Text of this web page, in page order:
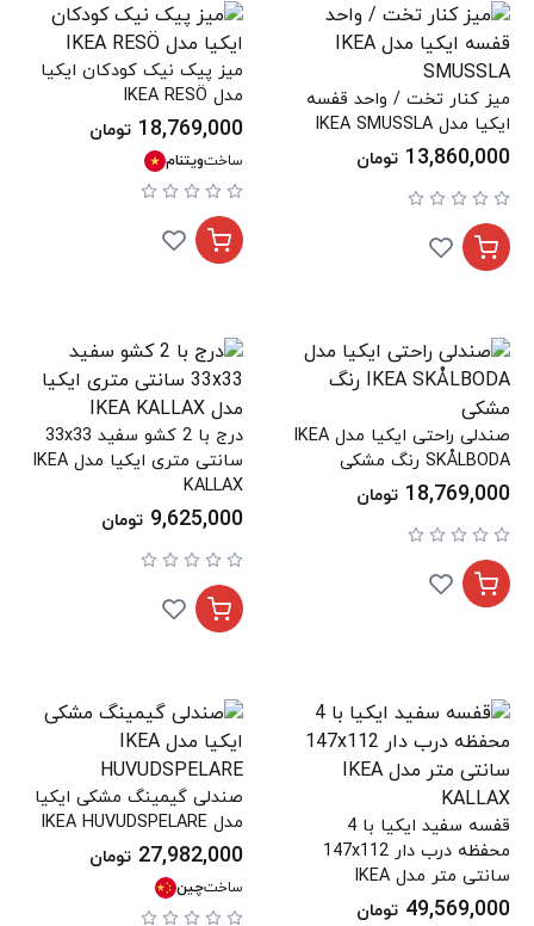
میز کنار تخت / واحد قفسه
ایکیا مدل IKEA SMUSSLA
13,860,000 تومان
میز پیک نیک کودکان ایکیا
مدل IKEA RESÖ
18,769,000 تومان
ساختویتنام
صندلی راحتی ایکیا مدل IKEA
SKÅLBODA رنگ مشکی
18,769,000 تومان
درج با 2 کشو سفید 33x33
سانتی متری ایکیا مدل IKEA
KALLAX
9,625,000 تومان
قفسه سفید ایکیا با 4
محفظه درب دار 147x112
سانتی متر مدل IKEA
KALLAX
49,569,000 تومان
صندلی گیمینگ مشکی ایکیا
مدل IKEA HUVUDSPELARE
27,982,000 تومان
ساختچین